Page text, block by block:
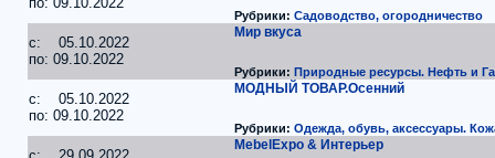
Рубрики: Садоводство, огородничество
c: 05.10.2022
по: 09.10.2022
Мир вкуса
Рубрики: Природные ресурсы. Нефть и
c: 05.10.2022
по: 09.10.2022
МОДНЫЙ ТОВАР.Осенний
Рубрики: Одежда, обувь, аксессуары.
MebelExpo & Интерьер